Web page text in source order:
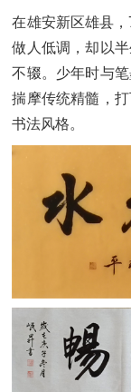
在雄安新区雄县
做人低调，却以
不辍。少年时与
揣摩传统精髓，
书法风格。